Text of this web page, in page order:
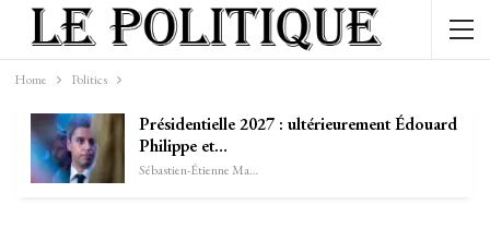
Home Politics
Présidentielle 2027 : ultérieurement Édouard
Philippe et…
Sébastien-Étienne Marechal